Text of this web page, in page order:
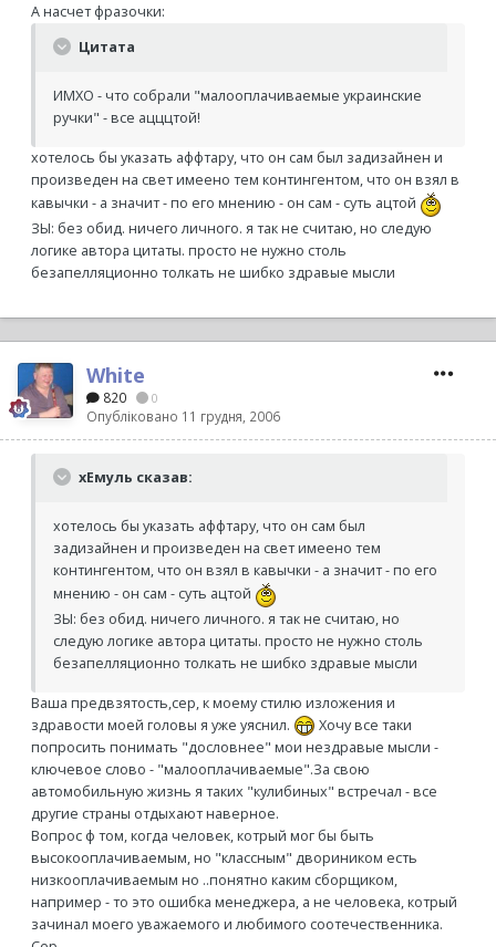
А насчет фразочки:
Цитата
ИМХО - что собрали "малооплачиваемые украинские
ручки" - все ацццтой!
хотелось бы указать аффтару, что он сам был задизайнен и
произведен на свет имеено тем контингентом, что он взял в
кавычки - а значит - по его мнению - он сам - суть ацтой
ЗЫ: без обид. ничего личного. я так не считаю, но следую
логике автора цитаты. просто не нужно столь
безапелляционно толкать не шибко здравые мысли
White
820 0
Опубліковано 11 грудня, 2006
хЕмуль сказав:
хотелось бы указать аффтару, что он сам был
задизайнен и произведен на свет имеено тем
контингентом, что он взял в кавычки - а значит - по его
мнению - он сам - суть ацтой
ЗЫ: без обид. ничего личного. я так не считаю, но
следую логике автора цитаты. просто не нужно столь
безапелляционно толкать не шибко здравые мысли
Ваша предвзятость,сер, к моему стилю изложения и
здравости моей головы я уже уяснил.
Хочу все таки
попросить понимать "дословнее" мои нездравые мысли -
ключевое слово - "малооплачиваемые".За свою
автомобильную жизнь я таких "кулибиных" встречал - все
другие страны отдыхают наверное.
Вопрос ф том, когда человек, котрый мог бы быть
высокооплачиваемым, но "классным" двориником есть
низкооплачиваемым но ..понятно каким сборщиком,
например - то это ошибка менеджера, а не человека, котрый
зачинал моего уважаемого и любимого соотечественника.